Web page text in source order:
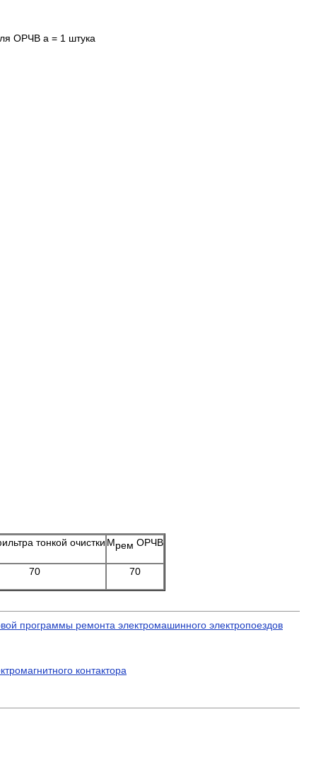
ОРЧВ а = 1 штука
тонкой очистки Мрем ОРЧВ
70 70
программы ремонта электромашинного электропоездов
контактора